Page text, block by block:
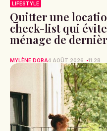
LIFESTYLE
Quitter une
check-list qui
ménage de
MYLÈNE DORA4 AOÛT 2026 11:28